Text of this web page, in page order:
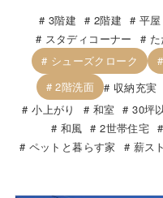
3階建 2階建 平屋
スタディコーナー
シューズクローク
2階洗面
収納充実
小上がり
和室 30坪
和風
2世帯住宅
ペットと暮らす家
薪ス